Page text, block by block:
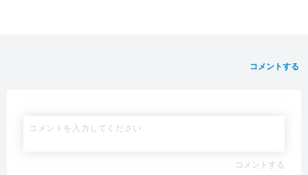
コメントする
コメントする